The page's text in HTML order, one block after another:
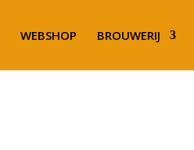
WEBSHOP BROUWERIJ